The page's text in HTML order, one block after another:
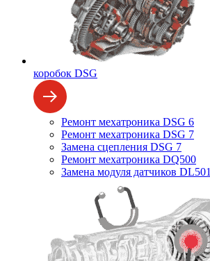
коробок DSG
Ремонт мехатроника DSG 6
Ремонт мехатроника DSG 7
Замена сцепления DSG 7
Ремонт мехатроника DQ500
Замена модуля датчиков DL501